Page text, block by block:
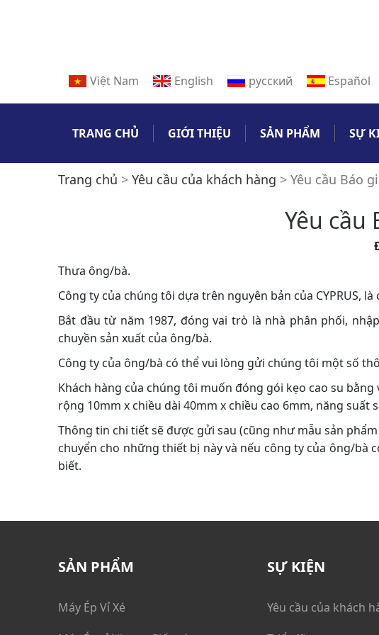
Việt Nam
English русский Español
TRANG CHỦ GIỚI THIỆU SẢN PHẨM SỰ
Trang chủ > Yêu cầu của khách hàng > Yêu cầu Báo
Yêu cầu
Thưa ông/bà.
Công ty của chúng tôi dựa trên nguyên bản của CYPRUS,
Bắt đầu từ năm 1987, đóng vai trò là nhà phân phối,
chuyền sản xuất của ông/bà.
Công ty của ông/bà có thể vui lòng gửi chúng tôi một số
Khách hàng của chúng tôi muốn đóng gói kẹo cao su
rộng 10mm x chiều dài 40mm x chiều cao 6mm, năng
Thông tin chi tiết sẽ được gửi sau (cũng như mẫu sản
chuyển cho những thiết bị này và nếu công ty của ông/bà
biết.
SẢN PHẨM
Máy Ép Vỉ Xé
SỰ KIỆN
Yêu cầu của khách